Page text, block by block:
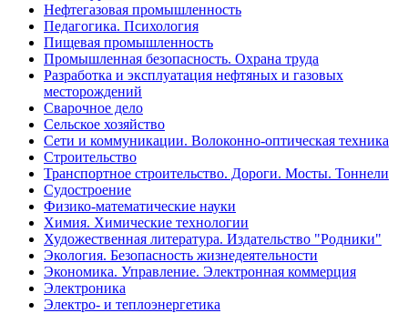
Нефтегазовая промышленность
Педагогика. Психология
Пищевая промышленность
Промышленная безопасность. Охрана труда
Разработка и эксплуатация нефтяных и газовых
месторождений
Сварочное дело
Сельское хозяйство
Сети и коммуникации. Волоконно-оптическая техника
Строительство
Транспортное строительство. Дороги. Мосты. Тоннели
Судостроение
Физико-математические науки
Химия. Химические технологии
Художественная литература. Издательство "Родники"
Экология. Безопасность жизнедеятельности
Экономика. Управление. Электронная коммерция
Электроника
Электро- и теплоэнергетика